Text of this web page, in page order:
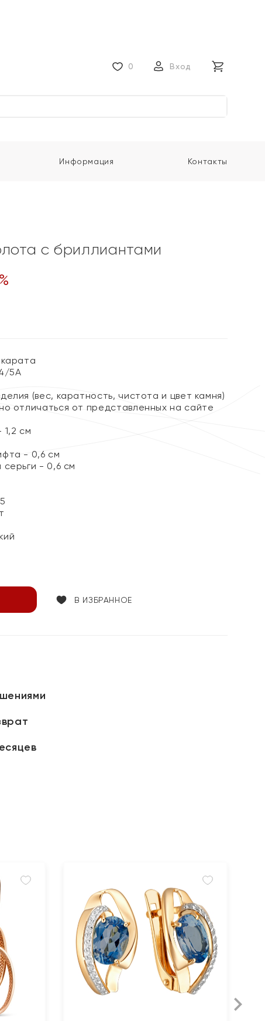
0 Вход
Информация Контакты
с бриллиантами
%
5А
(вес, каратность, чистота и цвет камня)
отличаться от представленных на сайте
см
- 0,6 см
серьги - 0,6 см
В ИЗБРАННОЕ